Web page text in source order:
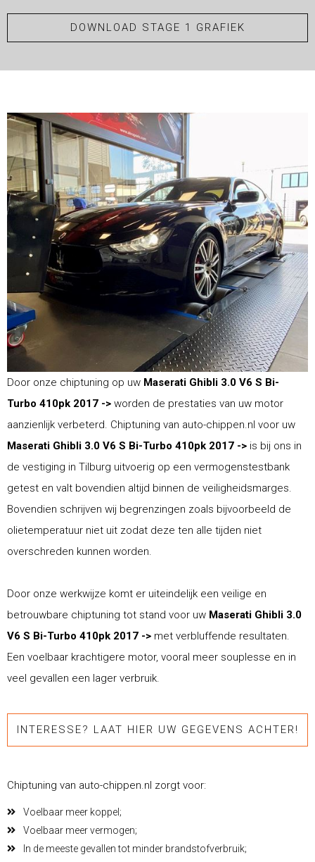
DOWNLOAD STAGE 1 GRAFIEK
Door onze chiptuning op uw Maserati Ghibli 3.0 V6 S Bi-
Turbo 410pk 2017 -> worden de prestaties van uw motor
aanzienlijk verbeterd. Chiptuning van auto-chippen.nl voor uw
Maserati Ghibli 3.0 V6 S Bi-Turbo 410pk 2017 -> is bij ons in
de vestiging in Tilburg uitvoerig op een vermogenstestbank
getest en valt bovendien altijd binnen de veiligheidsmarges.
Bovendien schrijven wij begrenzingen zoals bijvoorbeeld de
olietemperatuur niet uit zodat deze ten alle tijden niet
overschreden kunnen worden.
Door onze werkwijze komt er uiteindelijk een veilige en
betrouwbare chiptuning tot stand voor uw Maserati Ghibli 3.0
V6 S Bi-Turbo 410pk 2017 -> met verbluffende resultaten.
Een voelbaar krachtigere motor, vooral meer souplesse en in
veel gevallen een lager verbruik.
INTERESSE? LAAT HIER UW GEGEVENS ACHTER!
Chiptuning van auto-chippen.nl zorgt voor:
Voelbaar meer koppel;
Voelbaar meer vermogen;
In de meeste gevallen tot minder brandstofverbruik;